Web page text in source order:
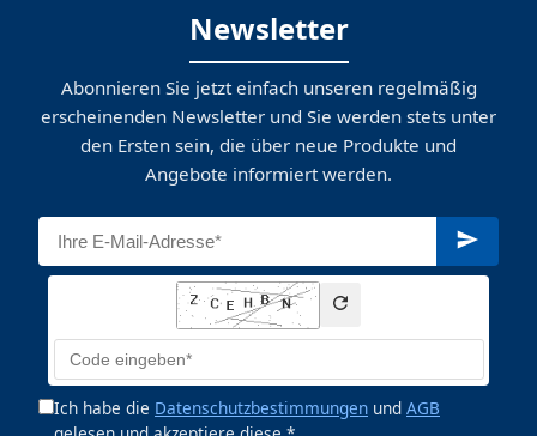
Newsletter
Abonnieren Sie jetzt einfach unseren regelmäßig
erscheinenden Newsletter und Sie werden stets unter
den Ersten sein, die über neue Produkte und
Angebote informiert werden.
Ich habe die Datenschutzbestimmungen und AGB